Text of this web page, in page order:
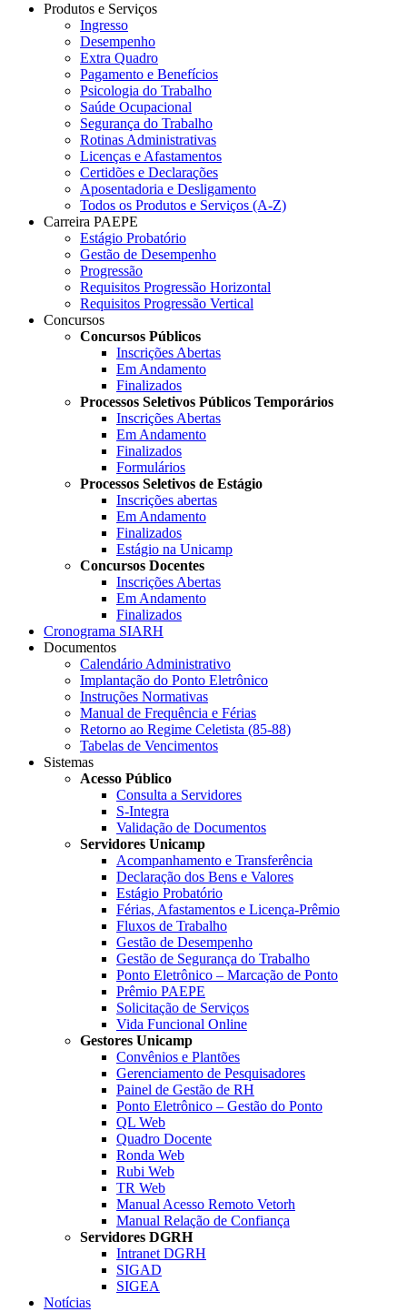
Produtos e Serviços
Ingresso
Desempenho
Extra Quadro
Pagamento e Benefícios
Psicologia do Trabalho
Saúde Ocupacional
Segurança do Trabalho
Rotinas Administrativas
Licenças e Afastamentos
Certidões e Declarações
Aposentadoria e Desligamento
Todos os Produtos e Serviços (A-Z)
Carreira PAEPE
Estágio Probatório
Gestão de Desempenho
Progressão
Requisitos Progressão Horizontal
Requisitos Progressão Vertical
Concursos
Concursos Públicos
Inscrições Abertas
Em Andamento
Finalizados
Processos Seletivos Públicos Temporários
Inscrições Abertas
Em Andamento
Finalizados
Formulários
Processos Seletivos de Estágio
Inscrições abertas
Em Andamento
Finalizados
Estágio na Unicamp
Concursos Docentes
Inscrições Abertas
Em Andamento
Finalizados
Cronograma SIARH
Documentos
Calendário Administrativo
Implantação do Ponto Eletrônico
Instruções Normativas
Manual de Frequência e Férias
Retorno ao Regime Celetista (85-88)
Tabelas de Vencimentos
Sistemas
Acesso Público
Consulta a Servidores
S-Integra
Validação de Documentos
Servidores Unicamp
Acompanhamento e Transferência
Declaração dos Bens e Valores
Estágio Probatório
Férias, Afastamentos e Licença-Prêmio
Fluxos de Trabalho
Gestão de Desempenho
Gestão de Segurança do Trabalho
Ponto Eletrônico – Marcação de Ponto
Prêmio PAEPE
Solicitação de Serviços
Vida Funcional Online
Gestores Unicamp
Convênios e Plantões
Gerenciamento de Pesquisadores
Painel de Gestão de RH
Ponto Eletrônico – Gestão do Ponto
QL Web
Quadro Docente
Ronda Web
Rubi Web
TR Web
Manual Acesso Remoto Vetorh
Manual Relação de Confiança
Servidores DGRH
Intranet DGRH
SIGAD
SIGEA
Notícias